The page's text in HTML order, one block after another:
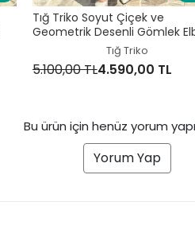
Tığ Triko Soyut Çiçek ve
Geometrik Desenli Gömlek
Tığ Triko
5.100,00 TL4.590,00 TL
Bu ürün için henüz yorum
Yorum Yap